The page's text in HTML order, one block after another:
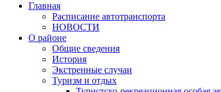
Главная
Расписание автотранспорта
НОВОСТИ
О районе
Общие сведения
История
Экстренные случаи
Туризм и отдых